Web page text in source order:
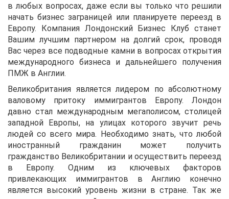
в любых вопросах, даже если вы только что решили
начать бизнес заграницей или планируете переезд в
Европу. Компания Лондонский Бизнес Клуб станет
Вашим лучшим партнером на долгий срок, проводя
Вас через все подводные камни в вопросах открытия
международного бизнеса и дальнейшего получения
ПМЖ в Англии.
Великобритания является лидером по абсолютному
валовому притоку иммигрантов Европу. Лондон
давно стал международным мегаполисом, столицей
западной Европы, на улицах которого звучит речь
людей со всего мира. Необходимо знать, что любой
иностранный гражданин может получить
гражданство Великобритании и осуществить переезд
в Европу. Одним из ключевых факторов
привлекающих иммигрантов в Англию конечно
является высокий уровень жизни в стране. Так же